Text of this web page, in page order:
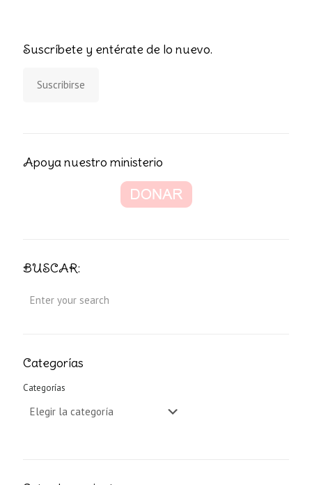
Suscríbete y entérate de lo nuevo.
Suscribirse
Apoya nuestro ministerio
BUSCAR:
Categorías
Categorías